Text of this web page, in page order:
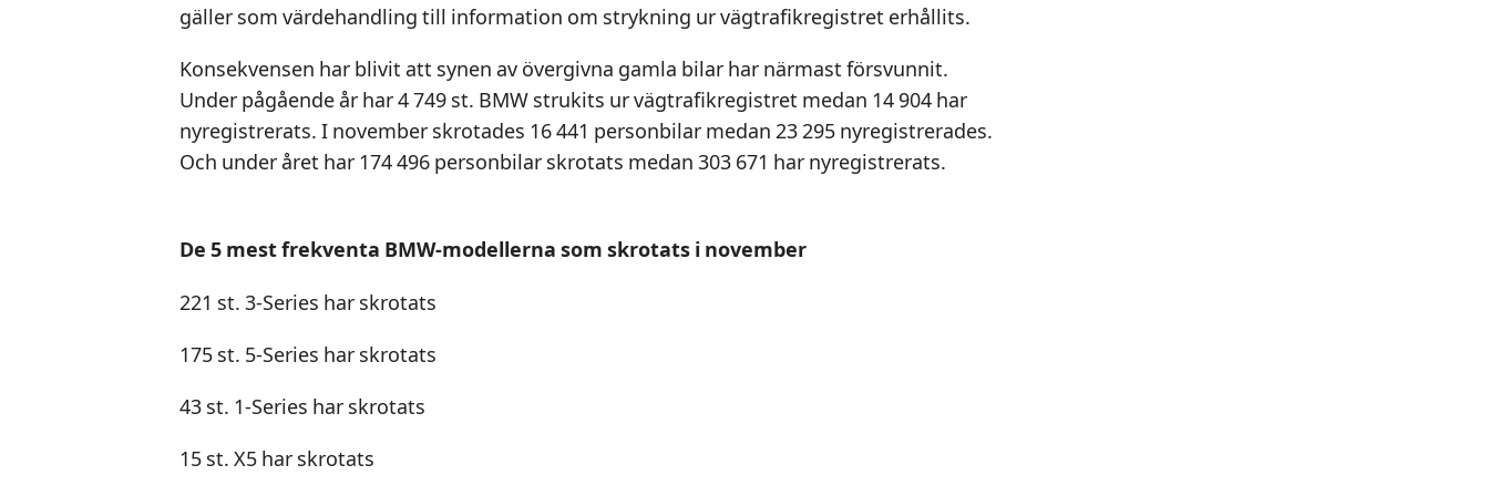
gäller som värdehandling till information om strykning ur vägtrafikregistret erhållits.
Konsekvensen har blivit att synen av övergivna gamla bilar har närmast försvunnit.
Under pågående år har 4 749 st. BMW strukits ur vägtrafikregistret medan 14 904 har
nyregistrerats. I november skrotades 16 441 personbilar medan 23 295 nyregistrerades.
Och under året har 174 496 personbilar skrotats medan 303 671 har nyregistrerats.
De 5 mest frekventa BMW-modellerna som skrotats i november
221 st. 3-Series har skrotats
175 st. 5-Series har skrotats
43 st. 1-Series har skrotats
15 st. X5 har skrotats